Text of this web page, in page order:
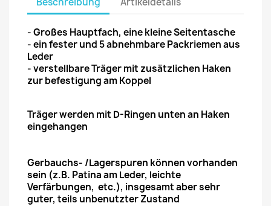
- Großes Hauptfach, eine kleine Seitentasche
- ein fester und 5 abnehmbare Packriemen aus
Leder
- verstellbare Träger mit zusätzlichen Haken
zur befestigung am Koppel
Träger werden mit D-Ringen unten an Haken
eingehangen
Gerbauchs- /Lagerspuren können vorhanden
sein (z.B. Patina am Leder, leichte
Verfärbungen, etc.), insgesamt aber sehr
guter, teils unbenutzter Zustand